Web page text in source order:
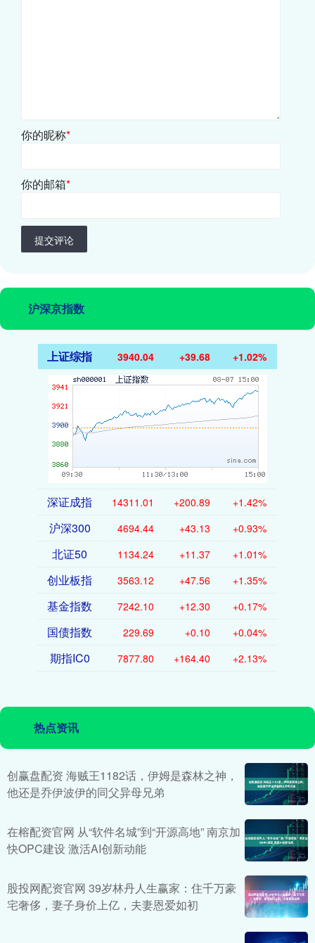
你的昵称*
你的邮箱*
提交评论
沪深京指数
上证综指 3940.04 +39.68 +1.02%
深证成指 14311.01 +200.89 +1.42%
沪深300 4694.44 +43.13 +0.93%
北证50 1134.24 +11.37 +1.01%
创业板指 3563.12 +47.56 +1.35%
基金指数 7242.10 +12.30 +0.17%
国债指数 229.69 +0.10 +0.04%
期指IC0 7877.80 +164.40 +2.13%
热点资讯
创赢盘配资 海贼王1182话，伊姆是森林之神，
他还是乔伊波伊的同父异母兄弟
在榕配资官网 从“软件名城”到“开源高地” 南京加
快OPC建设 激活AI创新动能
股投网配资官网 39岁林丹人生赢家：住千万豪
宅奢侈，妻子身价上亿，夫妻恩爱如初